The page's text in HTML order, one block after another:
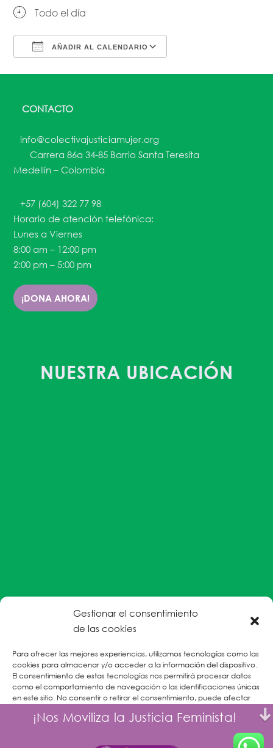
Gestionar el consentimiento
de las cookies
Para ofrecer las mejores experiencias, utilizamos tecnologías como las
cookies para almacenar y/o acceder a la información del dispositivo.
El consentimiento de estas tecnologías nos permitirá procesar datos
como el comportamiento de navegación o las identificaciones únicas
en este sitio. No consentir o retirar el consentimiento, puede afectar
Aceptar
Todo el día
AÑADIR AL CALENDARIO
CONTACTO
info@colectivajusticiamujer.org
Carrera 86a 34-85 Barrio Santa Teresita
Medellín – Colombia
+57 (604) 322 77 98
Horario de atención telefónica:
Lunes a Viernes
8:00 am – 12:00 pm
2:00 pm – 5:00 pm
¡DONA AHORA!
NUESTRA UBICACIÓN
#EnColectiva estamos comprometidas con la
parte del personal humanitario hacia personas
refugiadas, migrantes desplazadas internas y/o
victimas sobrevivientes de Violencias Basadas en
Género.
¡Nos Moviliza la Justicia Feminista!